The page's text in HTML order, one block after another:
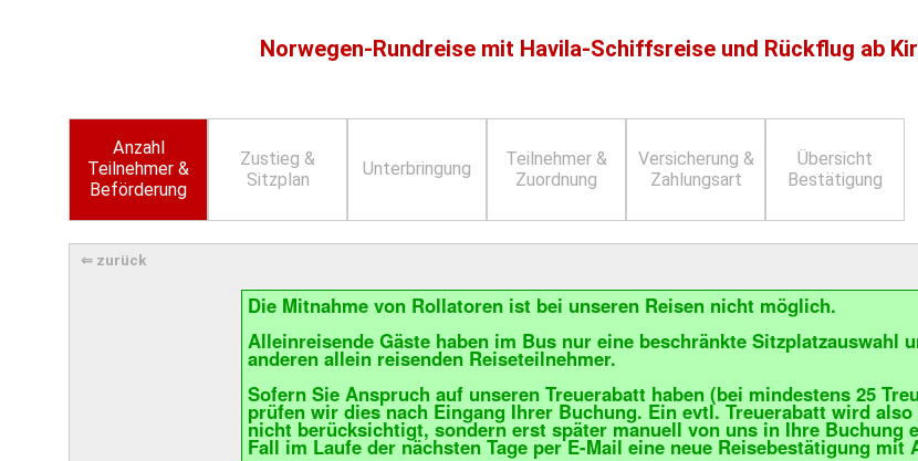
Norwegen-Rundreise mit Havila-Schiffsreise und Rückflug ab
Anzahl
Teilnehmer &
Beförderung
Zustieg &
Sitzplan
Unterbringung
Teilnehmer &
Zuordnung
Versicherung &
Zahlungsart
Übersicht
Bestätigung
⇐ zurück
Die Mitnahme von Rollatoren ist bei unseren Reisen nicht möglich.
Alleinreisende Gäste haben im Bus nur eine beschränkte Sitzplatzauswahl
anderen allein reisenden Reiseteilnehmer.
Sofern Sie Anspruch auf unseren Treuerabatt haben (bei mindestens 25
prüfen wir dies nach Eingang Ihrer Buchung. Ein evtl. Treuerabatt wird
nicht berücksichtigt, sondern erst später manuell von uns in Ihre Buchung
Fall im Laufe der nächsten Tage per E-Mail eine neue Reisebestätigung mit